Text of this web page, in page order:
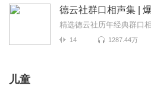
德云社群口相声集 |
精选德云社历年经典群口
14 1287.44万
儿童